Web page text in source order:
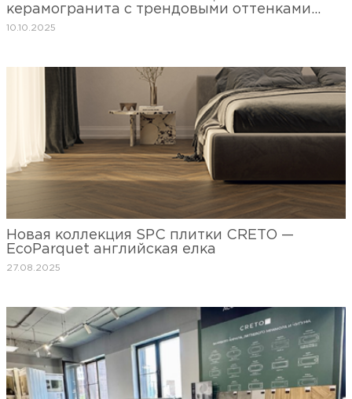
керамогранита с трендовыми оттенками
2025–2026 гг.
10.10.2025
Новая коллекция SPC плитки CRETO —
EcoParquet английская елка
27.08.2025